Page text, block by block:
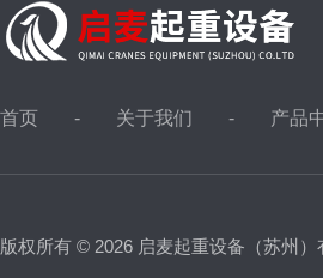
首页 关于我们 产品
版权所有 © 2026 启麦起重设备（苏州